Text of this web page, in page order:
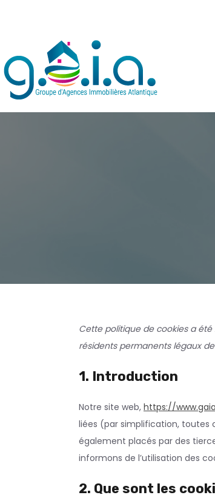
Cette politique de cookies a été
résidents permanents légaux de
1. Introduction
Notre site web, https://
liées (par simplification, toutes
également placés par des
informons de l’utilisation des
2. Que sont les